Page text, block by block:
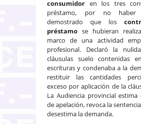
consumidor en los tres
préstamo, por no haber
demostrado que los
préstamo se hubieran
marco de una actividad
profesional. Declaró la
cláusulas suelo contenidas
escrituras y condenaba a la
restituir las cantidades
exceso por aplicación de la
La Audiencia provincial estima
de apelación, revoca la
desestima la demanda.